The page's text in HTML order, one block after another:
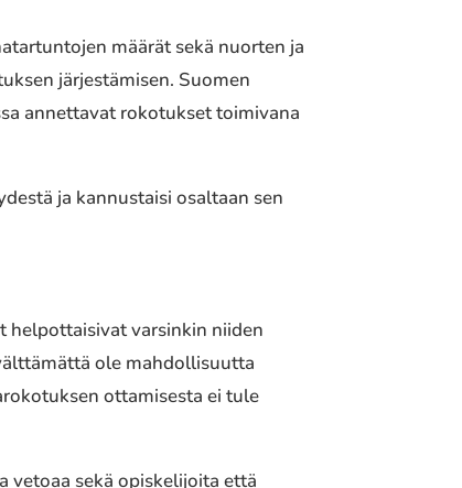
määrät sekä nuorten ja
järjestämisen. Suomen
annettavat rokotukset toimivana
ja kannustaisi osaltaan sen
helpottaisivat varsinkin niiden
ole mahdollisuutta
ottamisesta ei tule
vetoaa sekä opiskelijoita että